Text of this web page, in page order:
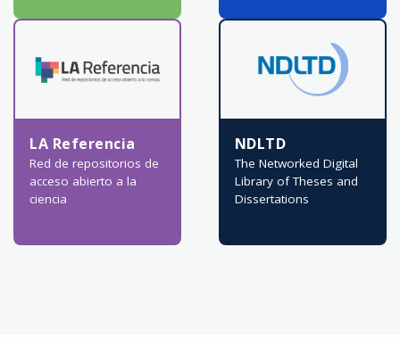
LA Referencia
Red de repositorios de
acceso abierto a la
ciencia
NDLTD
The Networked Digital
Library of Theses and
Dissertations